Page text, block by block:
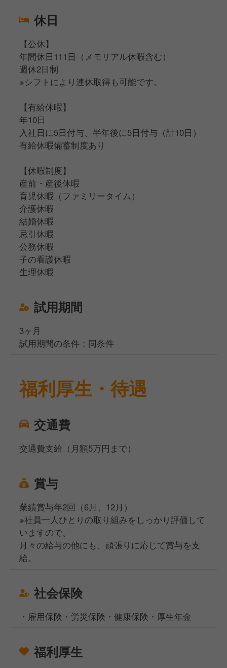
休日
【公休】
年間休日111日（メモリアル休暇含む）
週休2日制
※シフトにより連休取得も可能です。
【有給休暇】
年10日
入社日に5日付与、半年後に5日付与（計10日）
有給休暇備蓄制度あり
【休暇制度】
産前・産後休暇
育児休暇（ファミリータイム）
介護休暇
結婚休暇
忌引休暇
公務休暇
子の看護休暇
生理休暇
試用期間
3ヶ月
試用期間の条件：同条件
福利厚生・待遇
交通費
交通費支給（月額5万円まで）
賞与
業績賞与年2回（6月、12月）
※社員一人ひとりの取り組みをしっかり評価して
いますので、
月々の給与の他にも、頑張りに応じて賞与を支
給。
社会保険
・雇用保険・労災保険・健康保険・厚生年金
福利厚生